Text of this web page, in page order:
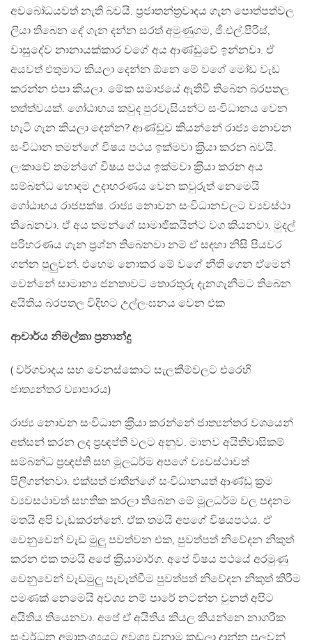
අවබෝධයවත් නැති බවයි. ප‍්‍රජාතන්ත‍්‍රවාදය ගැන පොත්පත්වල
ලියා තිබෙන දේ ගැන දන්න සරත් අමුණුගම, ජී.එල්.පීරිස්,
වාසුදේව නානායක්කාර වගේ අය ආණ්ඩුවේ ඉන්නවා. ඒ
අයවත් එතුමාට කියලා දෙන්න ඕනෙ මේ වගේ මෝඩ වැඩ
කරන්න එපා කියලා. මේක සමාජයේ ඇතිවී තිබෙන බරපතල
තත්ත්වයක්. ගෝඨාභය කවුද පුරවැසියන්ට සංවිධානය වෙන
හැටි ගැන කියලා දෙන්න? ආණ්ඩුව කියන්නේ රාජ්‍ය නොවන
සංවිධාන තමන්ගේ විෂය පථය ඉක්මවා ක‍්‍රියා කරන බවයි.
ලංකාවේ තමන්ගේ විෂය පථය ඉක්මවා ක‍්‍රියා කරන අය
සම්බන්ධ හොදම උදාහරණය වෙන කවුරුත් නෙමෙයි
ගෝඨාභය රාජපක්ෂ. රාජ්‍ය නොවන සංවිධානවලට ව්‍යවස්ථා
තිබෙනවා. ඒ අය තමන්ගේ සාමාජිකයින්ට වග කියනවා. මුදල්
පරිහරණය ගැන ප‍්‍රශ්න තිබෙනවා නම් ඒ සදහා නිසි පියවර
ගන්න පුලුවන්. එහෙම නොකර මේ වගේ නීති ගෙන ඒමෙන්
වෙන්නේ සාමාන්‍ය ජනතාවට තොරතුරු දැනගැනීමට තිබෙන
අයිතිය බරපතල විදිහට උල්ලංඝනය වෙන එක
ආචාර්ය නිමල්කා ප‍්‍රනාන්දු
( වර්ගවාදය සහ වෙනස්කොට සැලකීම්වලට එරෙහි
ජාත්‍යන්තර ව්‍යාපාරය)
රාජ්‍ය නොවන සංවිධාන ක‍්‍රියා කරන්නේ ජාත්‍යන්තර වශයෙන්
අත්සන් කරන ලද ප‍්‍රඥප්ති වලට අනුව. මානව අයිතිවාසිකම්
සම්බන්ධ ප‍්‍රඥප්ති සහ මූලධර්ම අපගේ ව්‍යවස්ථාවත්
පිලිගන්නවා. එක්සත් ජාතීන්ගේ සංවිධානයත් ආණ්ඩු ක‍්‍රම
ව්‍යවසථාවත් සහතික කරලා තිබෙන මේ මූලධර්ම වල පදනම
මතයි අපි වැඩකරන්නේ. ඒක තමයි අපගේ විෂයපථය. ඒ
වෙනුවෙන් වැඩ මුලු පවත්වන එක, පුවත්පත් නිවේදන නිකුත්
කරන එක තමයි අපේ ක‍්‍රියාමාර්ග. අපේ විෂය පථයේ අරමුණු
වෙනුවෙන් වැඩමුලු පැවැත්වීම පුවත්පත් නිවේදන නිකුත් කිරීම
පමණක් නෙමෙයි අවශ්‍ය නම් පාරේ නටන්න වුනත් අපිට
අයිතිය තියෙනවා. අපේ ඒ අයිතිය කියල කියන්නෙ නාගරික